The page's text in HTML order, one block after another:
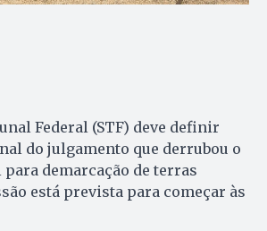
Federal (STF) deve definir
do julgamento que derrubou o
demarcação de terras
está prevista para começar às